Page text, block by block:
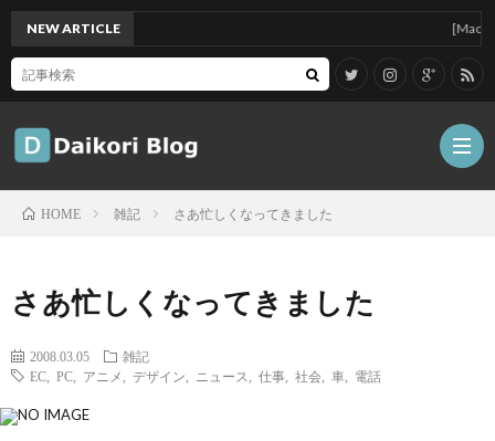
NEW ARTICLE [Mac]Mac
HOME 雑記 さあ忙しくなってきました
さあ忙しくなってきました
2008.03.05
雑記
EC
PC アニメ デザイン ニュース 仕事 社会 車 電話